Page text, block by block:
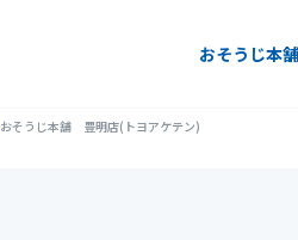
おそうじ本
おそうじ本舗 豊明店(トヨアケテン)